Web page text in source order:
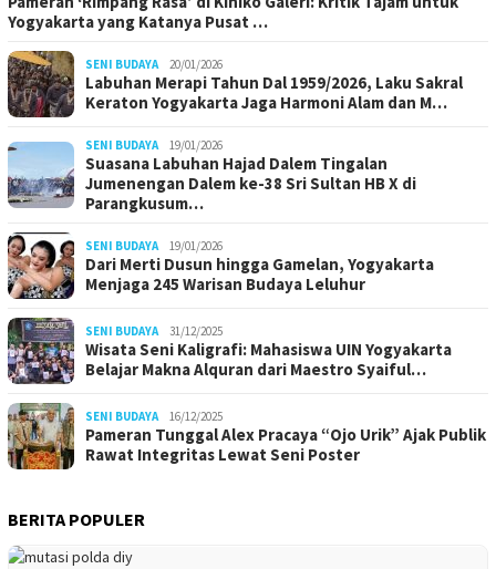
Yogyakarta yang Katanya Pusat …
SENI BUDAYA 20/01/2026
Labuhan Merapi Tahun Dal 1959/2026, Laku Sakral
Keraton Yogyakarta Jaga Harmoni Alam dan M…
SENI BUDAYA 19/01/2026
Suasana Labuhan Hajad Dalem Tingalan
Jumenengan Dalem ke-38 Sri Sultan HB X di
Parangkusum…
SENI BUDAYA 19/01/2026
Dari Merti Dusun hingga Gamelan, Yogyakarta
Menjaga 245 Warisan Budaya Leluhur
SENI BUDAYA 31/12/2025
Wisata Seni Kaligrafi: Mahasiswa UIN Yogyakarta
Belajar Makna Alquran dari Maestro Syaiful…
SENI BUDAYA 16/12/2025
Pameran Tunggal Alex Pracaya “Ojo Urik” Ajak Publik
Rawat Integritas Lewat Seni Poster
BERITA POPULER